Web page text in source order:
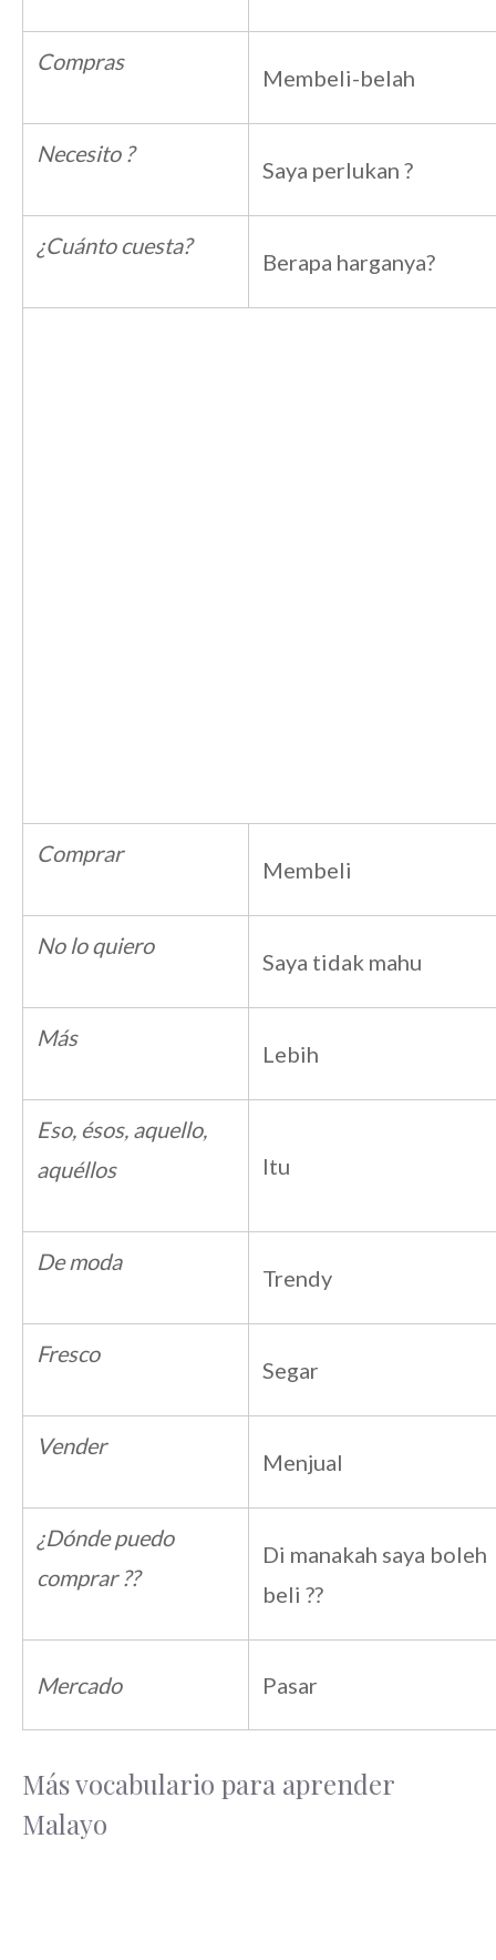
Compras
Membeli-belah
Necesito ?
Saya perlukan ?
¿Cuánto cuesta?
Berapa harganya?
Comprar
Membeli
No lo quiero
Saya tidak mahu
Más
Lebih
Eso, ésos, aquello,
aquéllos
Itu
De moda
Trendy
Fresco
Segar
Vender
Menjual
¿Dónde puedo
comprar ??
Di manakah saya boleh
beli ??
Mercado Pasar
Más vocabulario para aprender
Malayo